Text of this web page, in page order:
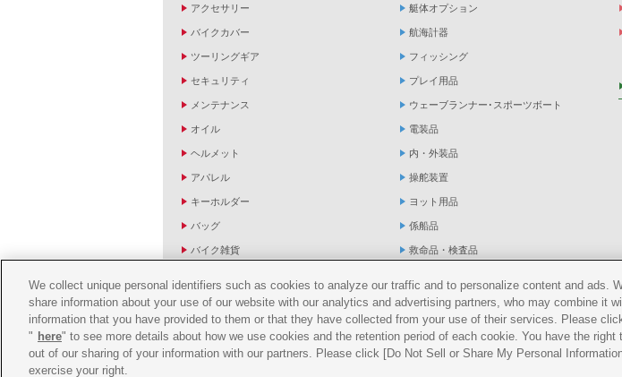
アクセサリー
バイクカバー
ツーリングギア
セキュリティ
メンテナンス
オイル
ヘルメット
アパレル
キーホルダー
バッグ
バイク雑貨
艇体オプション
航海計器
フィッシング
プレイ用品
ウェーブランナー･スポーツボート
電装品
内・外装品
操舵装置
ヨット用品
係船品
救命品・検査品
アパレル
船外機
We collect unique personal identifiers such as cookies to analyze our traffic and to personalize content and ads.
share information about your use of our website with our analytics and advertising partners, who may combine it
information that you have provided to them or that they have collected from your use of their services. Please
" here" to see more details about how we use cookies and the retention period of each cookie. You have the right
out of our sharing of your information with our partners. Please click [Do Not Sell or Share My Personal
exercise your right.